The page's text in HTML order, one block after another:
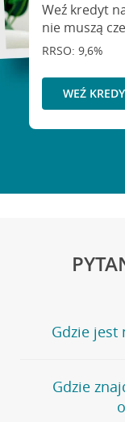
Weź kredyt
nie muszą
RRSO: 9,6%
WEŹ
Gdzie jest
Jeśli szukasz
stronęPlacówki i
wygodna
Gdzie